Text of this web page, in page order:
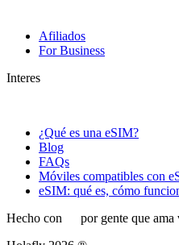
Afiliados
For Business
Interes
¿Qué es una eSIM?
Blog
FAQs
Móviles compatibles con
eSIM: qué es, cómo
Hecho con
por gente que ama